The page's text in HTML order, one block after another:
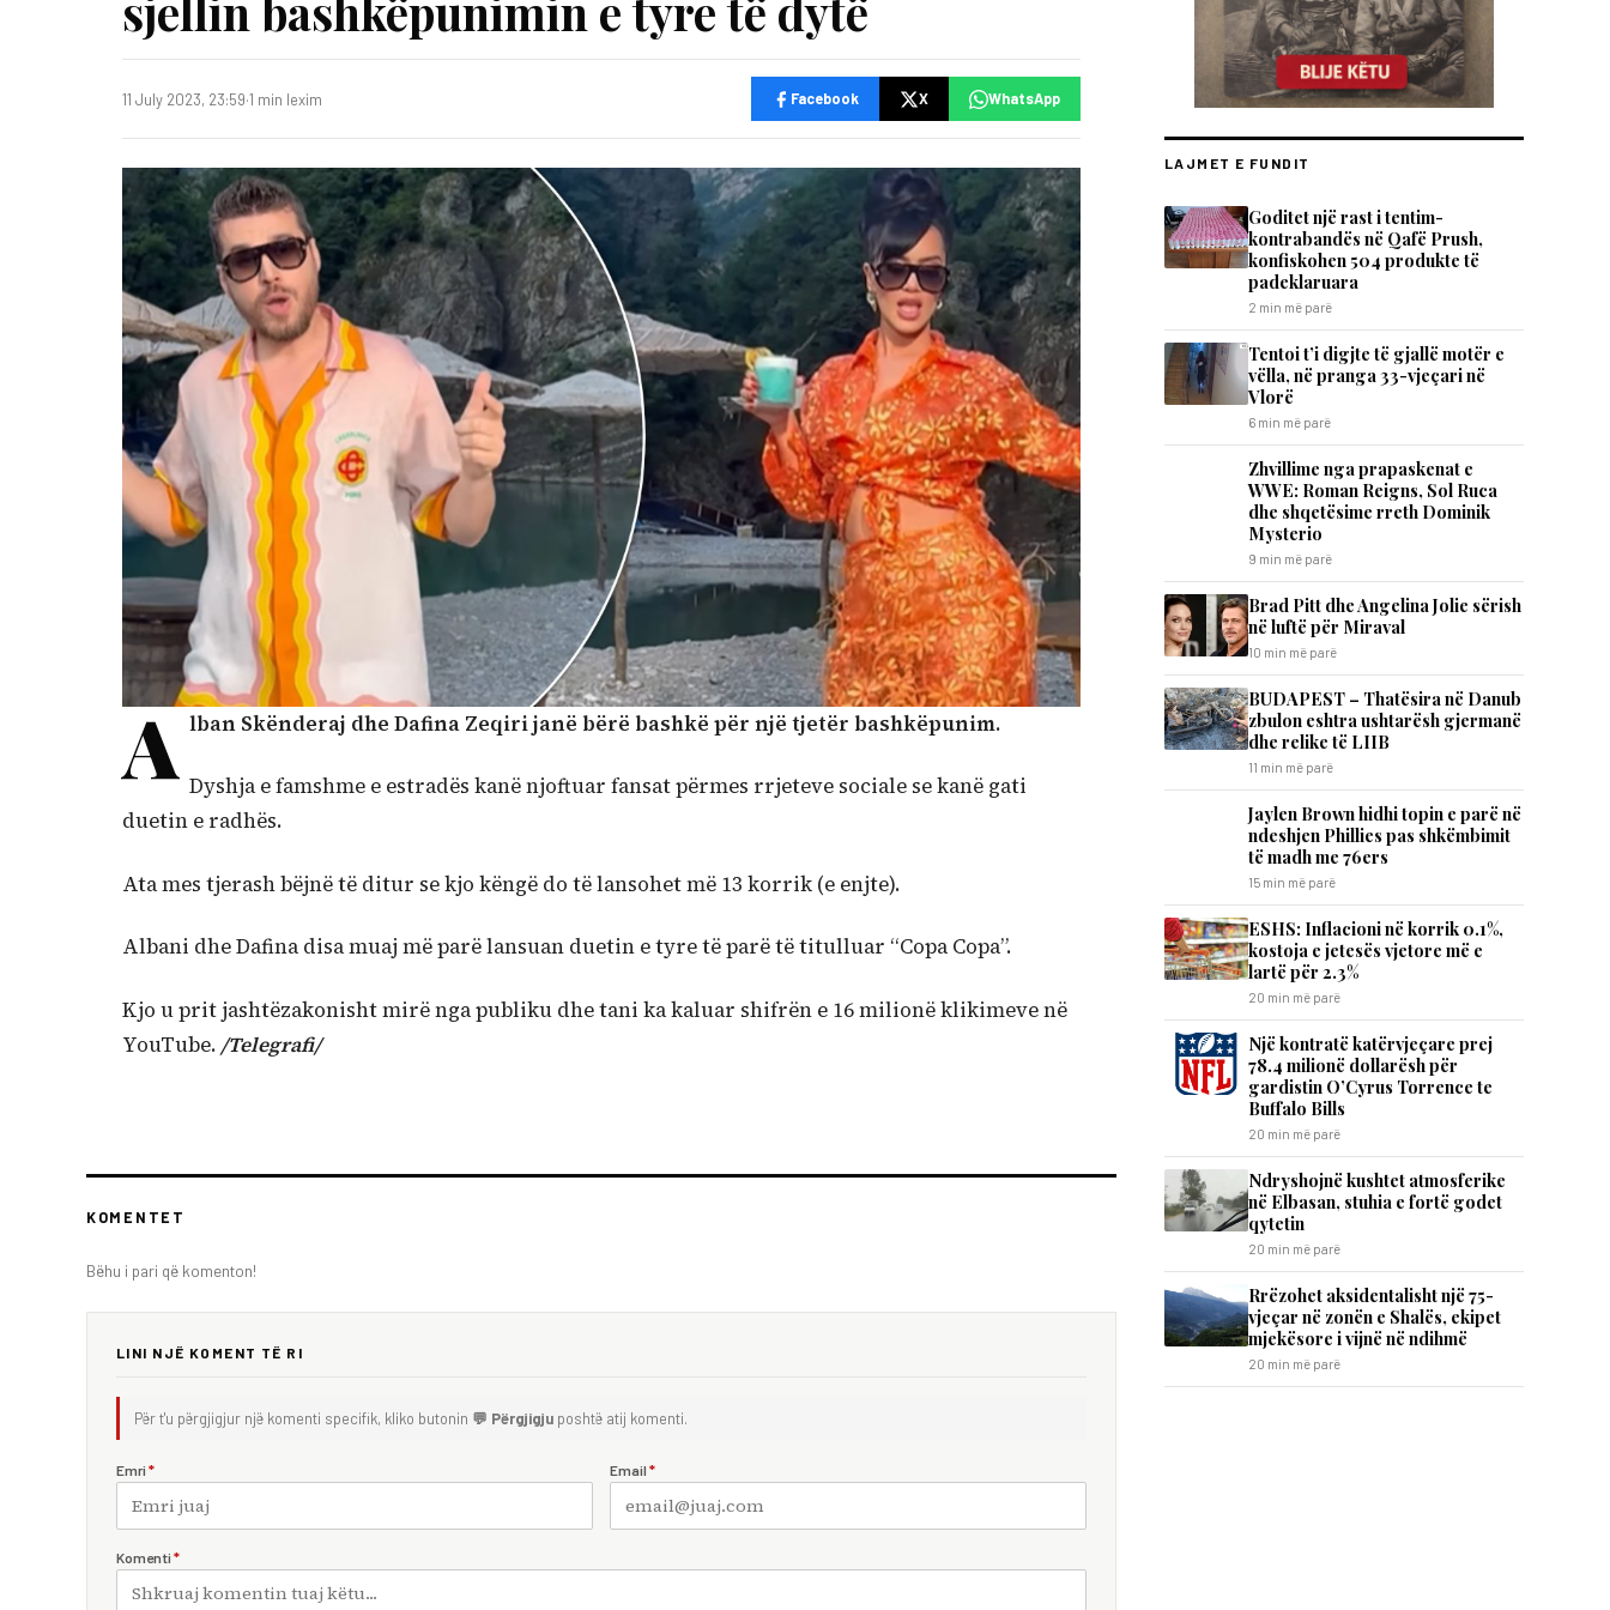
11 July 2023, 23:59·1 min lexim Facebook X WhatsApp
A lban Skënderaj dhe Dafina Zeqiri janë bërë bashkë për një tjetër bashkëpunim.
Dyshja e famshme e estradës kanë njoftuar fansat përmes rrjeteve sociale se kanë gati
duetin e radhës.
Ata mes tjerash bëjnë të ditur se kjo këngë do të lansohet më 13 korrik (e enjte).
Albani dhe Dafina disa muaj më parë lansuan duetin e tyre të parë të titulluar “Copa Copa”.
Kjo u prit jashtëzakonisht mirë nga publiku dhe tani ka kaluar shifrën e 16 milionë klikimeve në
YouTube./Telegrafi/
KOMENTET
Bëhu i pari që komenton!
LINI NJË KOMENT TË RI
Për t'u përgjigjur një komenti specifik, kliko butonin 💬 Përgjigju poshtë atij komenti.
Emri * Email *
Komenti *
LAJMET E FUNDIT
Goditet një rast i tentim-
kontrabandës në Qafë Prush,
konfiskohen 504 produkte të
padeklaruara
2 min më parë
Tentoi t’i digjte të gjallë motër e
vëlla, në pranga 33-vjeçari në
Vlorë
6 min më parë
Zhvillime nga prapaskenat e
WWE: Roman Reigns, Sol Ruca
dhe shqetësime rreth Dominik
Mysterio
9 min më parë
Brad Pitt dhe Angelina Jolie sërish
në luftë për Miraval
10 min më parë
BUDAPEST – Thatësira në Danub
zbulon eshtra ushtarësh gjermanë
dhe relike të LIIB
11 min më parë
Jaylen Brown hidhi topin e parë në
ndeshjen Phillies pas shkëmbimit
të madh me 76ers
15 min më parë
ESHS: Inflacioni në korrik 0.1%,
kostoja e jetesës vjetore më e
lartë për 2.3%
20 min më parë
Një kontratë katërvjeçare prej
78.4 milionë dollarësh për
gardistin O’Cyrus Torrence te
Buffalo Bills
20 min më parë
Ndryshojnë kushtet atmosferike
në Elbasan, stuhia e fortë godet
qytetin
20 min më parë
Rrëzohet aksidentalisht një 75-
vjeçar në zonën e Shalës, ekipet
mjekësore i vijnë në ndihmë
20 min më parë